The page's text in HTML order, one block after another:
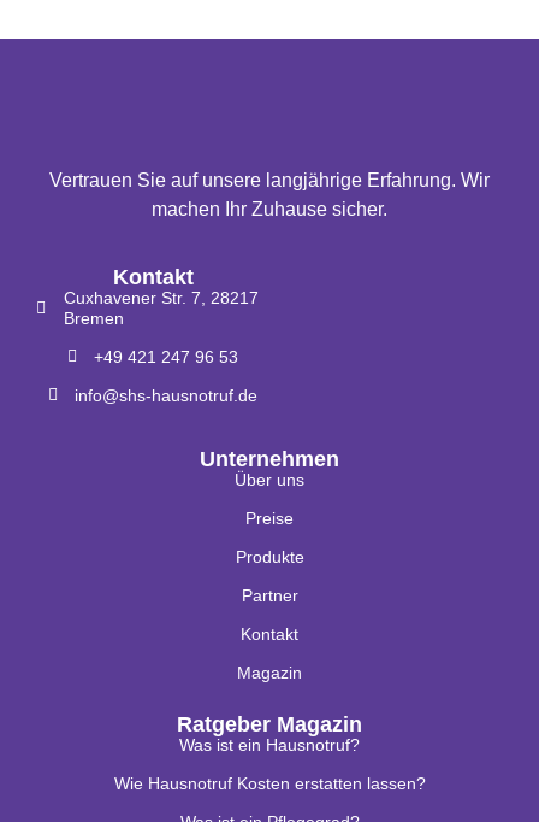
Vertrauen Sie auf unsere langjährige Erfahrung. Wir
machen Ihr Zuhause sicher.
Kontakt
Cuxhavener Str. 7, 28217
Bremen
+49 421 247 96 53
info@shs-hausnotruf.de
Unternehmen
Über uns
Preise
Produkte
Partner
Kontakt
Magazin
Ratgeber Magazin
Was ist ein Hausnotruf?
Wie Hausnotruf Kosten erstatten lassen?